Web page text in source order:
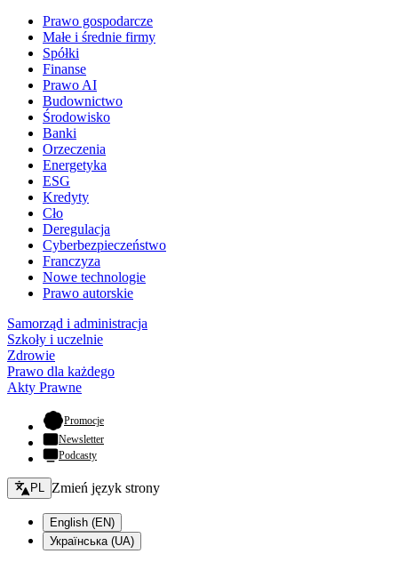
Prawo gospodarcze
Małe i średnie firmy
Spółki
Finanse
Prawo AI
Budownictwo
Środowisko
Banki
Orzeczenia
Energetyka
ESG
Kredyty
Cło
Deregulacja
Cyberbezpieczeństwo
Franczyza
Nowe technologie
Prawo autorskie
Samorząd i administracja
Szkoły i uczelnie
Zdrowie
Prawo dla każdego
Akty Prawne
Promocje- otwiera się w nowej karcie
Newsletter
Podcasty
Zmień język - bieżący:
PL Zmień język strony
English (EN)
Українська (UA)